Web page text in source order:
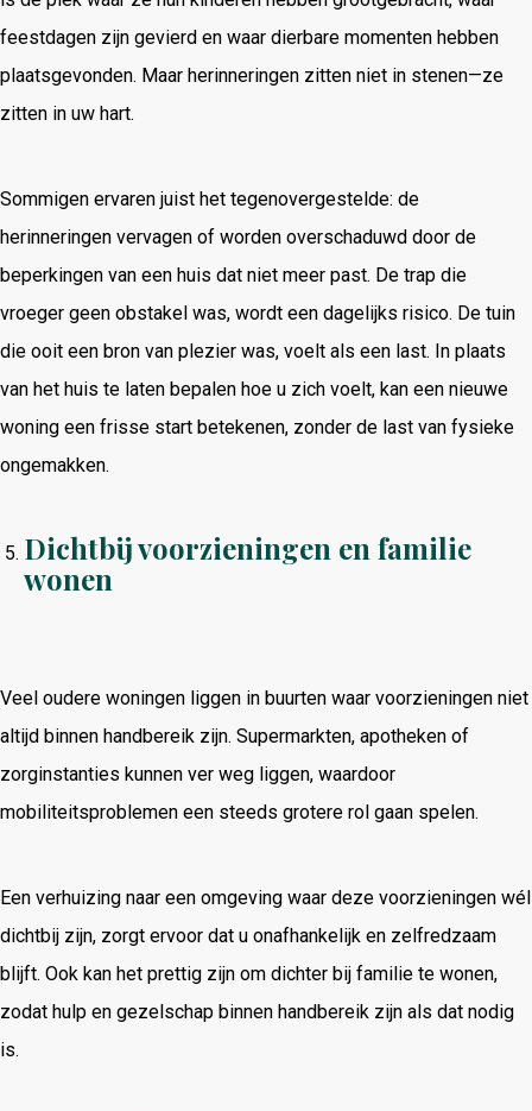
feestdagen zijn gevierd en waar dierbare momenten hebben
plaatsgevonden. Maar herinneringen zitten niet in stenen—ze
zitten in uw hart.
Sommigen ervaren juist het tegenovergestelde: de
herinneringen vervagen of worden overschaduwd door de
beperkingen van een huis dat niet meer past. De trap die
vroeger geen obstakel was, wordt een dagelijks risico. De tuin
die ooit een bron van plezier was, voelt als een last. In plaats
van het huis te laten bepalen hoe u zich voelt, kan een nieuwe
woning een frisse start betekenen, zonder de last van fysieke
ongemakken.
Dichtbij voorzieningen en familie
wonen
Veel oudere woningen liggen in buurten waar voorzieningen niet
altijd binnen handbereik zijn. Supermarkten, apotheken of
zorginstanties kunnen ver weg liggen, waardoor
mobiliteitsproblemen een steeds grotere rol gaan spelen.
Een verhuizing naar een omgeving waar deze voorzieningen wél
dichtbij zijn, zorgt ervoor dat u onafhankelijk en zelfredzaam
blijft. Ook kan het prettig zijn om dichter bij familie te wonen,
zodat hulp en gezelschap binnen handbereik zijn als dat nodig
is.